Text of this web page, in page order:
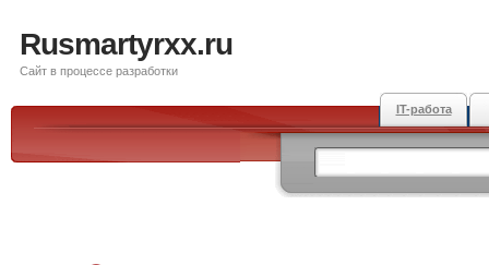
Rusmartyrxx.ru
Сайт в процессе разработки
IT-работа